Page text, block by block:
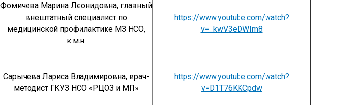
Фомичева Марина Леонидовна, главный
внештатный специалист по
медицинской профилактике МЗ НСО,
к.м.н.
https://www.youtube.com/watch?
v=_kwV3eDWIm8
Сарычева Лариса Владимировна, врач-
методист ГКУЗ НСО «РЦОЗ и МП»
https://www.youtube.com/watch?
v=D1T76KKCpdw